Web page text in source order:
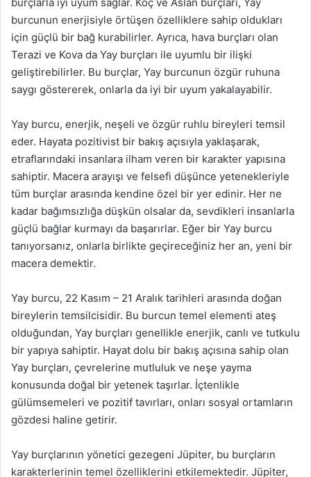
burcunun enerjisiyle örtüşen özelliklere sahip oldukları
için güçlü bir bağ kurabilirler. Ayrıca, hava burçları olan
Terazi ve Kova da Yay burçları ile uyumlu bir ilişki
geliştirebilirler. Bu burçlar, Yay burcunun özgür ruhuna
saygı göstererek, onlarla da iyi bir uyum yakalayabilir.
Yay burcu, enerjik, neşeli ve özgür ruhlu bireyleri temsil
eder. Hayata pozitivist bir bakış açısıyla yaklaşarak,
etraflarındaki insanlara ilham veren bir karakter yapısına
sahiptir. Macera arayışı ve felsefi düşünce yetenekleriyle
tüm burçlar arasında kendine özel bir yer edinir. Her ne
kadar bağımsızlığa düşkün olsalar da, sevdikleri insanlarla
güçlü bağlar kurmayı da başarırlar. Eğer bir Yay burcu
tanıyorsanız, onlarla birlikte geçireceğiniz her an, yeni bir
macera demektir.
Yay burcu, 22 Kasım – 21 Aralık tarihleri arasında doğan
bireylerin temsilcisidir. Bu burcun temel elementi ateş
olduğundan, Yay burçları genellikle enerjik, canlı ve tutkulu
bir yapıya sahiptir. Hayat dolu bir bakış açısına sahip olan
Yay burçları, çevrelerine mutluluk ve neşe yayma
konusunda doğal bir yetenek taşırlar. İçtenlikle
gülümsemeleri ve pozitif tavırları, onları sosyal ortamların
gözdesi haline getirir.
Yay burçlarının yönetici gezegeni Jüpiter, bu burçların
karakterlerinin temel özelliklerini etkilemektedir. Jüpiter,